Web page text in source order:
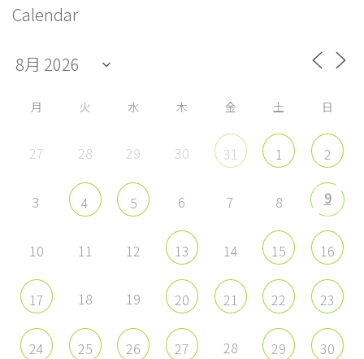
ン
ィ
ー
を
Facebook
示
ィ
ー
を
Twitter
ィ
ー
を
Instagram
YouTube
示
Calendar
月 火 水 木 金 土 日
27 28 29 30 31 1 2
3 4 5 6 7 8 9
10 11 12 13 14 15 16
17 18 19 20 21 22 23
24 25 26 27 28 29 30